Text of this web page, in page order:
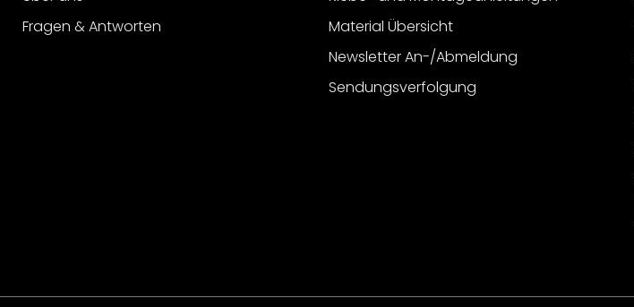
Fragen & Antworten
Material Übersicht
Newsletter An-/Abmeldung
Sendungsverfolgung